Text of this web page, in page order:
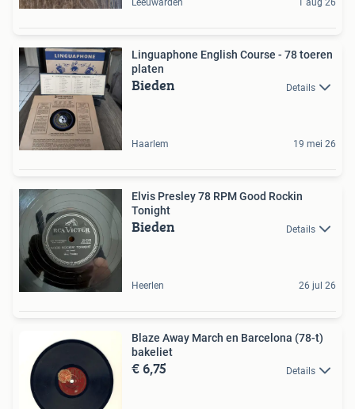
Leeuwarden 1 aug 26
Linguaphone English Course - 78 toeren
platen
Bieden Details
Haarlem 19 mei 26
Elvis Presley 78 RPM Good Rockin
Tonight
Bieden Details
Heerlen 26 jul 26
Blaze Away March en Barcelona (78-t)
bakeliet
€ 6,75 Details